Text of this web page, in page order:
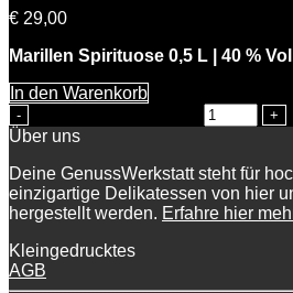
€ 29,00
Marillen Spirituose 0,5 L | 40 %
In den Warenkorb
Über uns
Deine GenussWerkstatt steht für
einzigartige Delikatessen von hier
hergestellt werden. Erfahre hier
Kleingedrucktes
AGB